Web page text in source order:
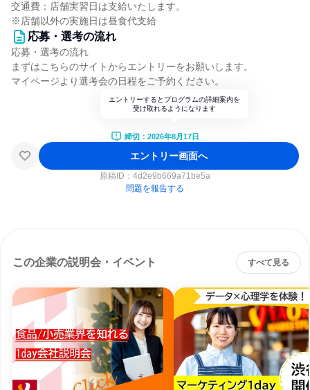
交通費：店舗実習日は支給いたします。
※店舗以外の実施日は昼食代支給
応募・選考の流れ
応募・選考の流れ
まずはこちらのサイトからエントリーをお願いします。
マイページより選考会の日程をご予約ください。
エントリーするとプログラムの詳細案内を
受け取れるようになります
締切：2026年8月17日
エントリー画面へ
原稿ID： 4d2e9b669a71be5a
問題を報告する
この企業の説明会・イベント すべて見る